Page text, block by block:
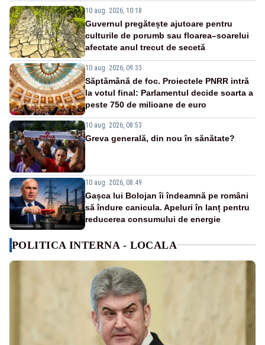
10 aug. 2026, 10:18
Guvernul pregătește ajutoare pentru
culturile de porumb sau floarea–soarelui
afectate anul trecut de secetă
10 aug. 2026, 09:33
Săptămână de foc. Proiectele PNRR intră
la votul final: Parlamentul decide soarta a
peste 750 de milioane de euro
10 aug. 2026, 08:53
Greva generală, din nou în sănătate?
10 aug. 2026, 08:49
Gașca lui Bolojan îi îndeamnă pe români
să îndure canicula. Apeluri în lanț pentru
reducerea consumului de energie
POLITICA INTERNA - LOCALA